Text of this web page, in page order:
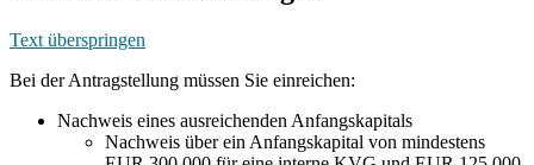
Text überspringen
Bei der Antragstellung müssen Sie einreichen:
Nachweis eines ausreichenden Anfangskapitals
Nachweis über ein Anfangskapital von mindestens